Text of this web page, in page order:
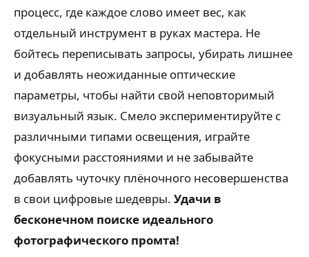
процесс, где каждое слово имеет вес, как
отдельный инструмент в руках мастера. Не
бойтесь переписывать запросы, убирать лишнее
и добавлять неожиданные оптические
параметры, чтобы найти свой неповторимый
визуальный язык. Смело экспериментируйте с
различными типами освещения, играйте
фокусными расстояниями и не забывайте
добавлять чуточку плёночного несовершенства
в свои цифровые шедевры. Удачи в
бесконечном поиске идеального
фотографического промта!